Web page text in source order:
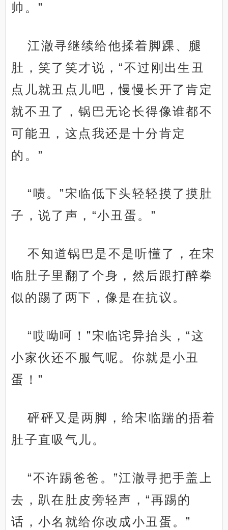
帅。”
江澈寻继续给他揉着脚踝、腿
肚，笑了笑才说，“不过刚出生丑
点儿就丑点儿吧，慢慢长开了肯定
就不丑了，锅巴无论长得像谁都不
可能丑，这点我还是十分肯定
的。”
“啧。”宋临低下头轻轻摸了摸肚
子，说了声，“小丑蛋。”
不知道锅巴是不是听懂了，在宋
临肚子里翻了个身，然后跟打醉拳
似的踢了两下，像是在抗议。
“哎呦呵！”宋临诧异抬头，“这
小家伙还不服气呢。你就是小丑
蛋！”
砰砰又是两脚，给宋临踹的捂着
肚子直吸气儿。
“不许踢爸爸。”江澈寻把手盖上
去，趴在肚皮旁轻声，“再踢的
话，小名就给你改成小丑蛋。”